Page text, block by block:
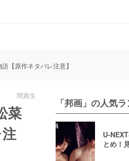
【原作ネタバレ注意】
間真生
菜
「邦画」の人気
U-
とめ！